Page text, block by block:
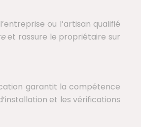
ou l’artisan qualifié
et rassure le propriétaire sur
garantit la compétence
et les vérifications